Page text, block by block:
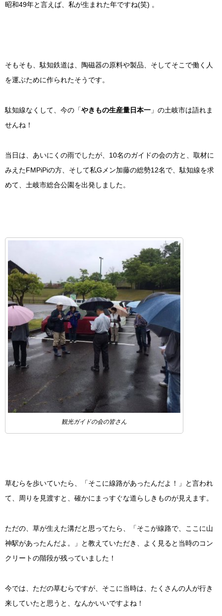
昭和49年と言えば、私が生まれた年ですね(笑) 。
そもそも、駄知鉄道は、陶磁器の原料や製品、そしてそこで働く人
を運ぶために作られたそうです。
駄知線なくして、今の「やきもの生産量日本一 」の土岐市は語れま
せんね！
当日は、あいにくの雨でしたが、10名のガイドの会の方と、取材に
みえたFMPiPiの方、そして私Gメン加藤の総勢12名で、駄知線を求
めて、土岐市総合公園を出発しました。
観光ガイドの会の皆さん
草むらを歩いていたら、「そこに線路があったんだよ！」と言われ
て、周りを見渡すと、確かにまっすぐな道らしきものが見えます。
ただの、草が生えた溝だと思ってたら、「そこが線路で、ここに山
神駅があったんだよ。」と教えていただき、よく見ると当時のコン
クリートの階段が残っていました！
今では、ただの草むらですが、そこに当時は、たくさんの人が行き
来していたと思うと、なんかいいですよね！